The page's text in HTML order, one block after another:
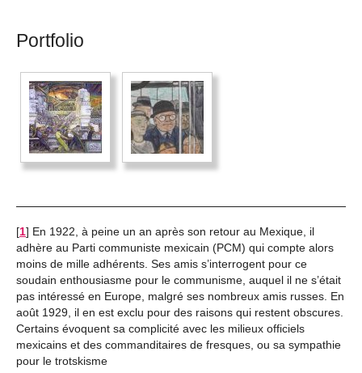
Portfolio
[1] En 1922, à peine un an après son retour au Mexique, il
adhère au Parti communiste mexicain (PCM) qui compte alors
moins de mille adhérents. Ses amis s’interrogent pour ce
soudain enthousiasme pour le communisme, auquel il ne s’était
pas intéressé en Europe, malgré ses nombreux amis russes. En
août 1929, il en est exclu pour des raisons qui restent obscures.
Certains évoquent sa complicité avec les milieux officiels
mexicains et des commanditaires de fresques, ou sa sympathie
pour le trotskisme